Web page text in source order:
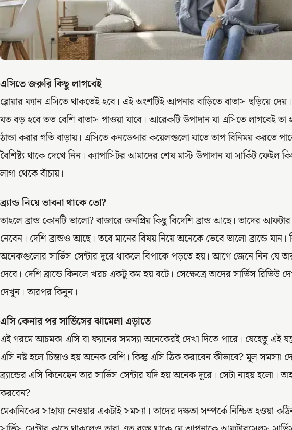
এসিতে জরুরি কিছু লাগবেই
ব্লোয়ার ফ্যান এসিতে থাকতেই হবে। এই অংশটিই আপনার বাড়িতে বাতাস ছড়িয়ে
যত বড় হবে তত বেশি বাতাস পাওয়া যাবে। আরেকটি উপাদান যা এসিতে লাগবেই
ঠান্ডা করার গতি বাড়ায়। এসিতে কনডেন্সার কয়েলগুলো যাতে তাপ বিনিময় করতে
বৈশিষ্ট্য থাকে দেখে নিন। ক্যাপাসিটর আমাদের শেষ মাস্ট উপাদান যা সার্কিট ফেইল
লাগা থেকে বাঁচায়।
ব্র্যান্ড নিয়ে ভাবনা থাকে তো?
তাহলে ব্রান্ড কোনটি ভালো? বাজারে জনপ্রিয় কিছু বিদেশি ব্রান্ড আছে। তাদের
নেবেন। দেশি ব্রান্ডও আছে। তবে মানের বিষয় নিয়ে অনেকে ভেবে ভালো ব্রান্ডে
অনেকগুলোর সার্ভিস সেন্টার দূরে থাকলে বিপাকে পড়তে হয়। আগে জেনে নিন যে
দেবে। দেশি ব্রান্ডে কিনলে খরচ একটু কম হয় বটে। সেক্ষেত্রে তাদের সার্ভিস রিভিউ
দেখুন। তারপর কিনুন।
এসি কেনার পর সার্ভিসের ঝামেলা এড়াতে
এই গরমে আচমকা এসি বা ফ্যানের সমস্যা অনেকেরই দেখা দিতে পারে। যেহেতু এই
এসি নষ্ট হলে চিন্তাও হয় অনেক বেশি। কিন্তু এসি ঠিক করাবেন কীভাবে? মূল
ব্র্যান্ডের এসি কিনেছেন তার সার্ভিস সেন্টার যদি হয় অনেক দূরে। সেটা নাহয় হলো।
করবেন?
মেকানিকের সাহায্য নেওয়ার একটাই সমস্যা। তাদের দক্ষতা সম্পর্কে নিশ্চিত হওয়া